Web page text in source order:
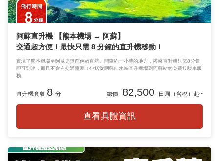
阿蘇直升機 【熊本機場 → 阿蘇】
交通超方便！最快只需 8 分鐘的直升機移動！
實現了熊本機場至阿蘇史無前例的直航。開車約一小時的地方，搭乘直升機只需8分鐘
即可到達，而且不會有交通壅塞！包括從阿蘇仙水峽直升機場到阿蘇站的免費接駁車服
務。
直升機套餐 8 分 總價 82,500 日圓（含稅）起~
查看具體資訊